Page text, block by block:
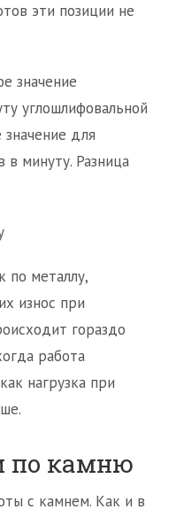
эти позиции не
значение
углошлифовальной
для
в минуту. Разница
по металлу,
износ при
гораздо
работа
нагрузка при
по камню
с камнем. Как и в